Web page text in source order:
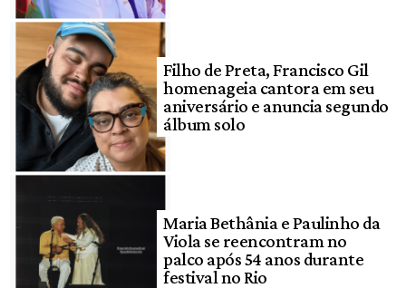
Filho de Preta, Francisco Gil
homenageia cantora em seu
aniversário e anuncia segundo
álbum solo
Maria Bethânia e Paulinho da
Viola se reencontram no
palco após 54 anos durante
festival no Rio